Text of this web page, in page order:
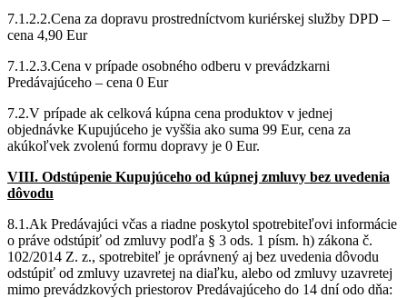
7.1.2.2.Cena za dopravu prostredníctvom kuriérskej služby DPD –
cena 4,90 Eur
7.1.2.3.Cena v prípade osobného odberu v prevádzkarni
Predávajúceho – cena 0 Eur
7.2.V prípade ak celková kúpna cena produktov v jednej
objednávke Kupujúceho je vyššia ako suma 99 Eur, cena za
akúkoľvek zvolenú formu dopravy je 0 Eur.
VIII. Odstúpenie Kupujúceho od kúpnej zmluvy bez uvedenia
dôvodu
8.1.Ak Predávajúci včas a riadne poskytol spotrebiteľovi informácie
o práve odstúpiť od zmluvy podľa § 3 ods. 1 písm. h) zákona č.
102/2014 Z. z., spotrebiteľ je oprávnený aj bez uvedenia dôvodu
odstúpiť od zmluvy uzavretej na diaľku, alebo od zmluvy uzavretej
mimo prevádzkových priestorov Predávajúceho do 14 dní odo dňa: